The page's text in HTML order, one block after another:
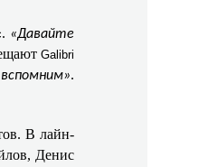
. «Давайте
Galibri
.
В лайн-
Денис